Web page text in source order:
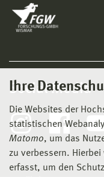
Ihre
Die Websites der
statistischen
Matomo, um das
zu verbessern.
erfasst, um den
Social Media